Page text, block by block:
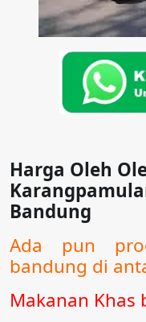
Harga Oleh
Bandung
Ada pun
bandung di
Makanan Khas